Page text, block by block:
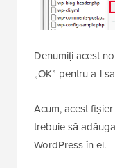
Denumiți acest
„OK” pentru a-l
Acum, acest
trebuie să
WordPress în el.